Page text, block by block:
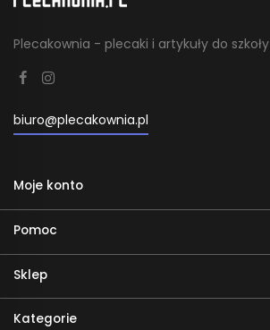
Plecakownia - plecaki i artykuły do szkoły
biuro@plecakownia.pl
Moje konto
Pomoc
Sklep
Kategorie